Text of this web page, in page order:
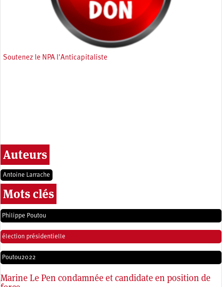
Soutenez le NPA l'Anticapitaliste
Auteurs
Antoine Larrache
Mots clés
Philippe Poutou
élection présidentielle
Poutou2022
Marine Le Pen condamnée et candidate en position de